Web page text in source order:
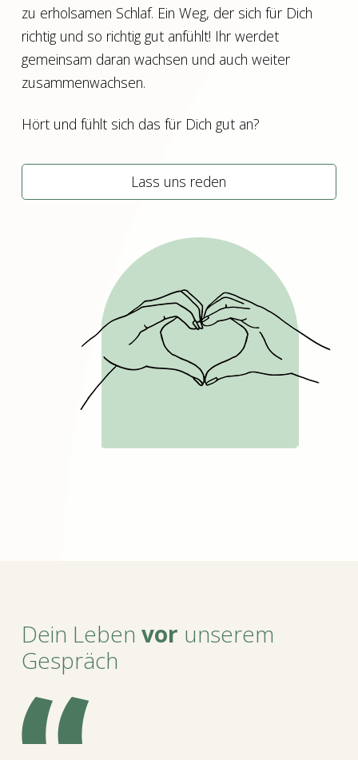
zu erholsamen Schlaf. Ein Weg, der sich für Dich
richtig und so richtig gut anfühlt! Ihr werdet
gemeinsam daran wachsen und auch weiter
zusammenwachsen.
Hört und fühlt sich das für Dich gut an?
Lass uns reden
Dein Leben vor unserem
Gespräch